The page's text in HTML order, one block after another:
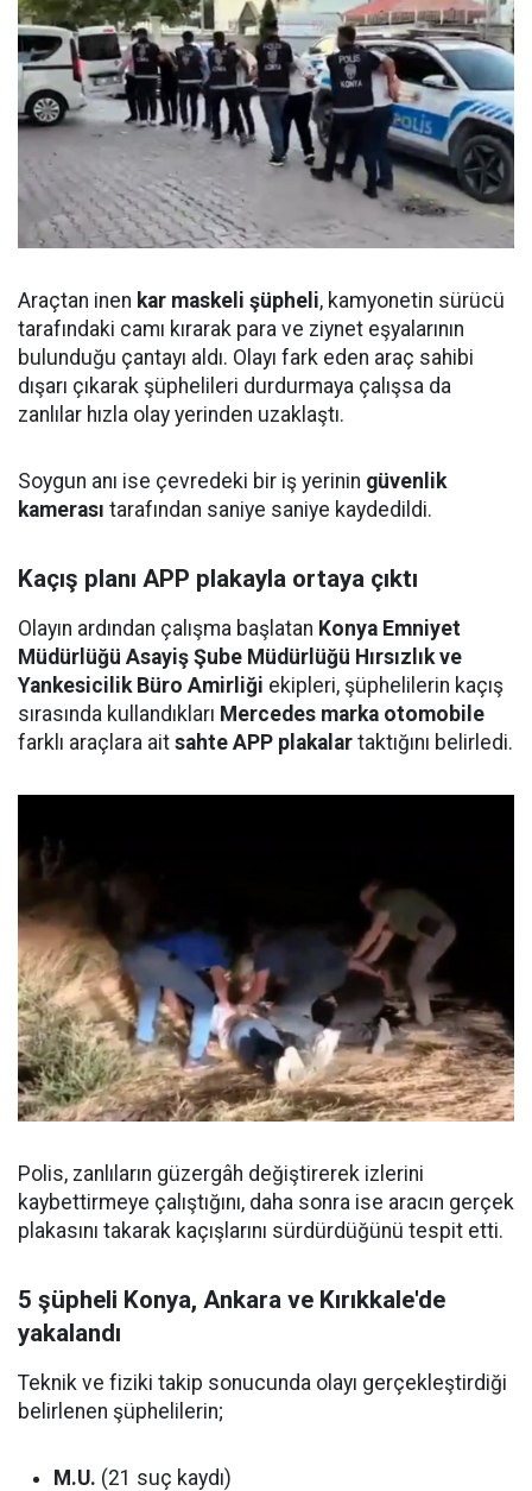
Araçtan inen kar maskeli şüpheli, kamyonetin sürücü
tarafındaki camı kırarak para ve ziynet eşyalarının
bulunduğu çantayı aldı. Olayı fark eden araç sahibi
dışarı çıkarak şüphelileri durdurmaya çalışsa da
zanlılar hızla olay yerinden uzaklaştı.
Soygun anı ise çevredeki bir iş yerinin güvenlik
kamerası tarafından saniye saniye kaydedildi.
Kaçış planı APP plakayla ortaya çıktı
Olayın ardından çalışma başlatan Konya Emniyet
Müdürlüğü Asayiş Şube Müdürlüğü Hırsızlık ve
Yankesicilik Büro Amirliği ekipleri, şüphelilerin kaçış
sırasında kullandıkları Mercedes marka otomobile
farklı araçlara ait sahte APP plakalar taktığını belirledi.
Polis, zanlıların güzergâh değiştirerek izlerini
kaybettirmeye çalıştığını, daha sonra ise aracın gerçek
plakasını takarak kaçışlarını sürdürdüğünü tespit etti.
5 şüpheli Konya, Ankara ve Kırıkkale'de
yakalandı
Teknik ve fiziki takip sonucunda olayı gerçekleştirdiği
belirlenen şüphelilerin;
M.U. (21 suç kaydı)